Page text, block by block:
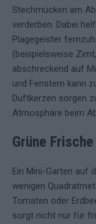
Stechmücken am
verderben. Dabei
Plagegeister
(beispielsweise
abschreckend auf
und Fenstern kann
Duftkerzen sorgen
Atmosphäre beim
Grüne
Ein Mini-Garten auf
wenigen
Tomaten oder
sorgt nicht nur für